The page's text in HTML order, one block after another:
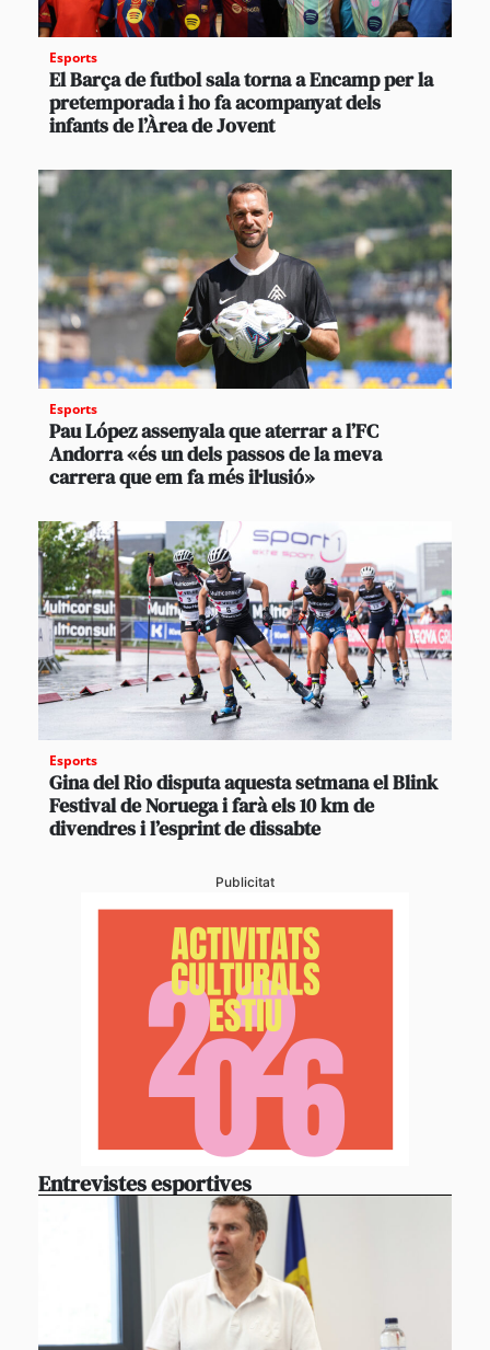
Esports
El Barça de futbol sala torna a Encamp per la
pretemporada i ho fa acompanyat dels
infants de l’Àrea de Jovent
Esports
Pau López assenyala que aterrar a l’FC
Andorra «és un dels passos de la meva
carrera que em fa més il·lusió»
Esports
Gina del Rio disputa aquesta setmana el Blink
Festival de Noruega i farà els 10 km de
divendres i l’esprint de dissabte
Publicitat
Entrevistes esportives